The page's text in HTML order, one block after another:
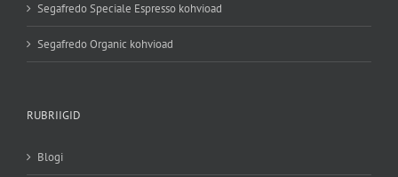
Segafredo Speciale Espresso kohvioad
Segafredo Organic kohvioad
RUBRIIGID
Blogi